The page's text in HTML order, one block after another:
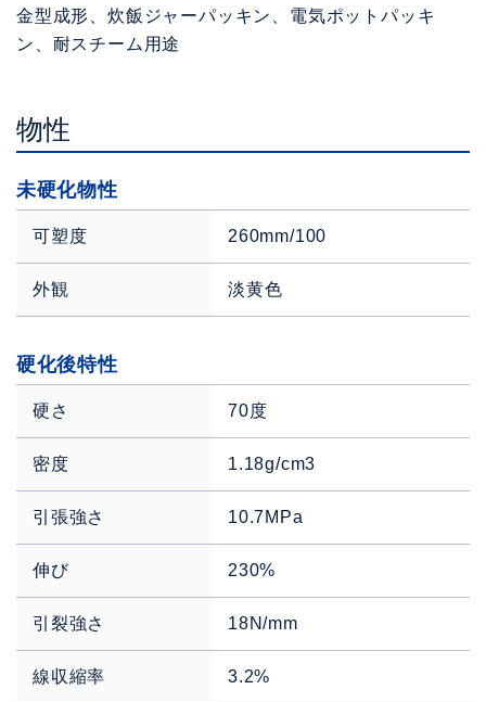
金型成形、炊飯ジャーパッキン、電気ポットパッキ
ン、耐スチーム用途
物性
未硬化物性
可塑度 260mm/100
外観 淡黄色
硬化後特性
硬さ 70度
密度 1.18g/cm3
引張強さ 10.7MPa
伸び 230%
引裂強さ 18N/mm
線収縮率 3.2%